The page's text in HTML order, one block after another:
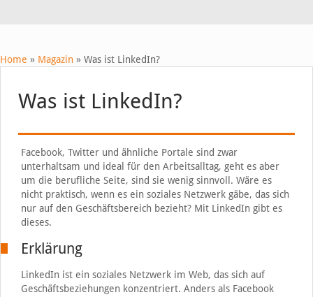
Home » Magazin » Was ist LinkedIn?
Was ist LinkedIn?
Facebook, Twitter und ähnliche Portale sind zwar
unterhaltsam und ideal für den Arbeitsalltag, geht es aber
um die berufliche Seite, sind sie wenig sinnvoll. Wäre es
nicht praktisch, wenn es ein soziales Netzwerk gäbe, das sich
nur auf den Geschäftsbereich bezieht? Mit LinkedIn gibt es
dieses.
Erklärung
LinkedIn ist ein soziales Netzwerk im Web, das sich auf
Geschäftsbeziehungen konzentriert. Anders als Facebook